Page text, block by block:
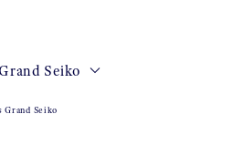
Seiko
Grand Seiko